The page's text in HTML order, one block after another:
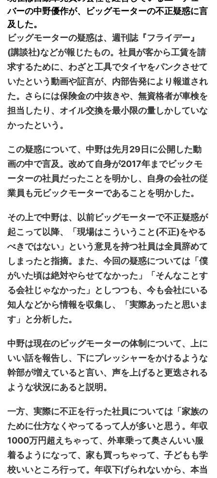
http://www.rbbto
da ...
て8キロ（痩せ
た）。デビュー当
バーの中野優作が、ビッグモーターの不正疑惑に言
及した。
ビッグモーターの疑惑は、週刊誌『フライデー』
(講談社)などが報じたもの。社員が客から工賃を請
求するために、わざと工具でタイヤをパンクさせて
いたという動画や証言が、内部告発により報道され
た。さらには保険金の中抜きや、無資格者が車検を
担当したり、オイル交換を最小限の量しかしていな
かったという。
この疑惑について、中野は先月29日に公開した動
画の中で言及。改めて自身が2017年までビックモ
ーターの社員だったことを明かし、自身の会社の従
業員も元ビックモーターであることを明かした。
その上で中野は、以前ビッグモーターで不正疑惑が
起こって以降、「現場はこういうこと(不正)をやる
べきではない」という意見を持つ社員は全員辞めて
しまったと指摘。また、今回の疑惑については「僕
がいた頃は絶対やらせてなかった」「そんなことす
る会社じゃなかった」としつつも、今も会社にいる
知人などから情報を収集し、「実際あったと思いま
す」と分析した。
中野は現在のビッグモーターの体制について、上に
いい話を報告し、下にプレッシャーをかけるような
幹部が増えていると言い、声を上げると更迭される
ような状況にあると説明。
一方、実際に不正を行った社員については「家族の
ために仕方なくやってるって人が多いと思う。年収
1000万円超えちゃって、外車乗って奥さんいい服
着るようになって、家も買っちゃって、子どもも学
校いいところ行って。年収下げられないから、本当